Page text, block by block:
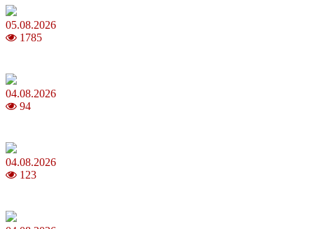
05.08.2026
1785
04.08.2026
94
04.08.2026
123